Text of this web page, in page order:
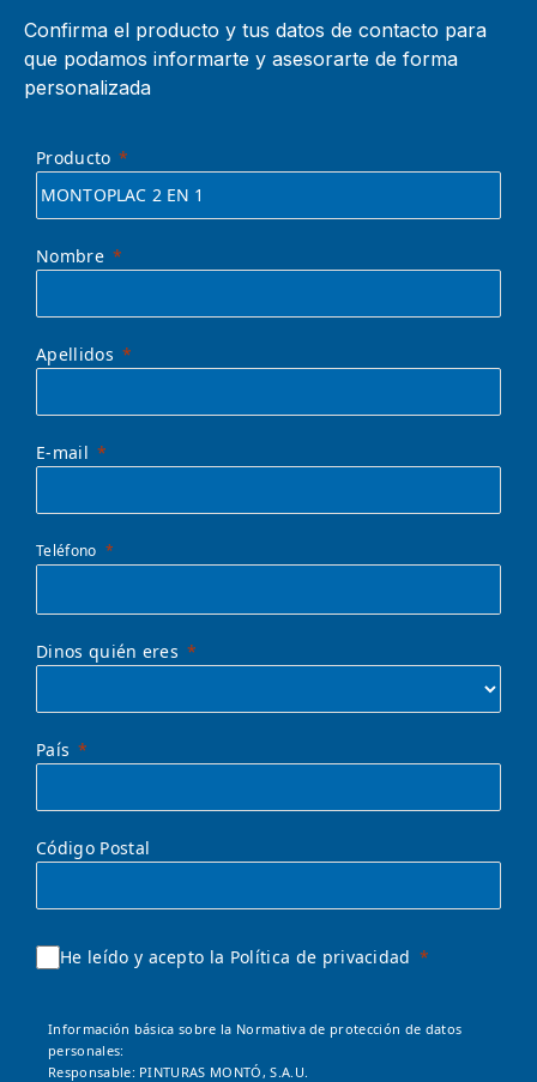
Confirma el producto y tus datos de contacto para
que podamos informarte y asesorarte de forma
personalizada
Producto
Nombre
Apellidos
E-mail
Teléfono
Dinos quién eres
País
Código Postal
He leído y acepto la Política de privacidad
Información básica sobre la Normativa de protección de datos
personales:
Responsable: PINTURAS MONTÓ, S.A.U.